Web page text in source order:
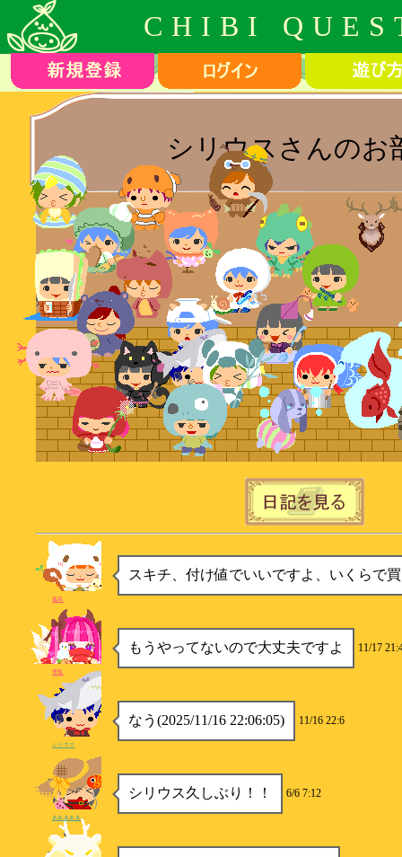
CHIBI
シリウスさんのお
スキチ、付け値でいいですよ、いくらで
孤高
もうやってないので大丈夫ですよ 11/17
雪兎
なう(2025/11/16 22:06:05) 11/16 22:6
シリウス
シリウス久しぶり！！ 6/6 7:12
あああああ